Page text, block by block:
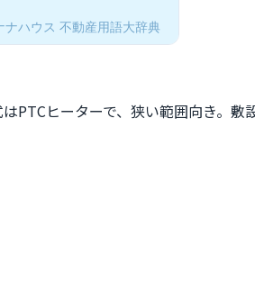
PTCヒーターで、狭い範囲向き。敷